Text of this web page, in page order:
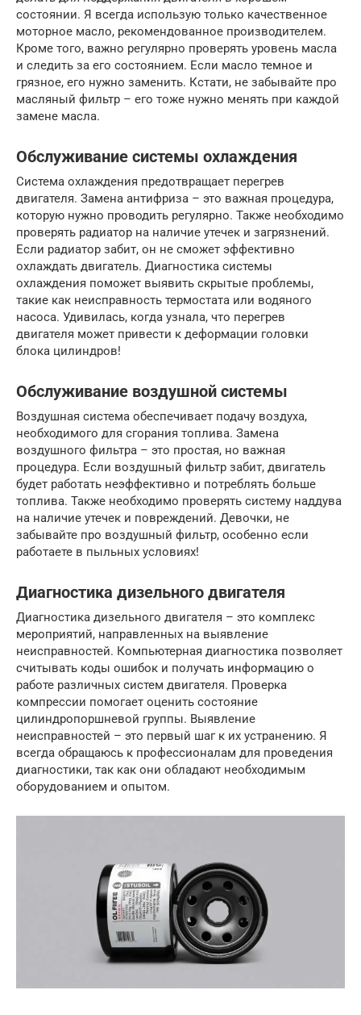
состоянии. Я всегда использую только качественное
моторное масло, рекомендованное производителем.
Кроме того, важно регулярно проверять уровень масла
и следить за его состоянием. Если масло темное и
грязное, его нужно заменить. Кстати, не забывайте про
масляный фильтр – его тоже нужно менять при каждой
замене масла.
Обслуживание системы охлаждения
Система охлаждения предотвращает перегрев
двигателя. Замена антифриза – это важная процедура,
которую нужно проводить регулярно. Также необходимо
проверять радиатор на наличие утечек и загрязнений.
Если радиатор забит, он не сможет эффективно
охлаждать двигатель. Диагностика системы
охлаждения поможет выявить скрытые проблемы,
такие как неисправность термостата или водяного
насоса. Удивилась, когда узнала, что перегрев
двигателя может привести к деформации головки
блока цилиндров!
Обслуживание воздушной системы
Воздушная система обеспечивает подачу воздуха,
необходимого для сгорания топлива. Замена
воздушного фильтра – это простая, но важная
процедура. Если воздушный фильтр забит, двигатель
будет работать неэффективно и потреблять больше
топлива. Также необходимо проверять систему наддува
на наличие утечек и повреждений. Девочки, не
забывайте про воздушный фильтр, особенно если
работаете в пыльных условиях!
Диагностика дизельного двигателя
Диагностика дизельного двигателя – это комплекс
мероприятий, направленных на выявление
неисправностей. Компьютерная диагностика позволяет
считывать коды ошибок и получать информацию о
работе различных систем двигателя. Проверка
компрессии помогает оценить состояние
цилиндропоршневой группы. Выявление
неисправностей – это первый шаг к их устранению. Я
всегда обращаюсь к профессионалам для проведения
диагностики, так как они обладают необходимым
оборудованием и опытом.